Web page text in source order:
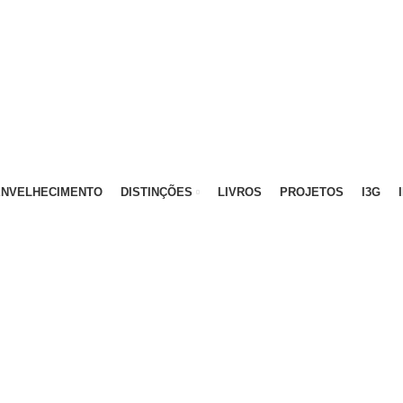
DISTINÇÕES LIVROS PROJETOS I3G